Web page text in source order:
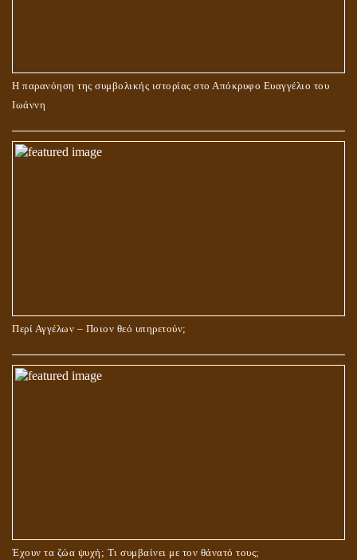
Η παρανόηση της συμβολικής ιστορίας στο Απόκρυφο Ευαγγέλιο του
Ιωάννη
Περί Αγγέλων – Ποιον θεό υπηρετούν;
Έχουν τα ζώα ψυχή; Τι συμβαίνει με τον θάνατό τους;